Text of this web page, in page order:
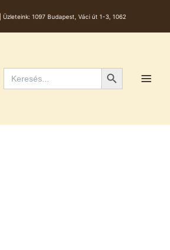
Üzleteink: 1097 Budapest, Váci út 1-3, 1062
Search
for:
Search Button